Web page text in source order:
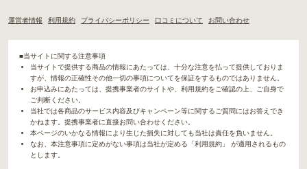
運営者情報 利用規約 プライバシーポリシー 口コミについて お問い合わせ
■当サイトに関する注意事項
当サイトで提供する商品の情報にあたっては、十分な注意を払って提供しておりま
すが、情報の正確性その他一切の事項についてを保証をするものではありません。
お申込みにあたっては、提携事業者のサイトや、利用規約をご確認の上、ご自身で
ご判断ください。
当社では各商品のサービス内容及びキャンペーン等に関するご質問にはお答えでき
かねます。提携事業者に直接お問い合わせください。
本ページのいかなる情報により生じた損失に対しても当社は責任を負いません。
なお、本注意事項に定めがない事項は当社が定める「利用規約」 が適用されるもの
とします。